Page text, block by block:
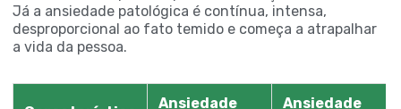
Já a ansiedade patológica é contínua, intensa,
desproporcional ao fato temido e começa a atrapalhar
a vida da pessoa.
Ansiedade
Ansiedade